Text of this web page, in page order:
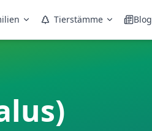
Tierstämme Blog